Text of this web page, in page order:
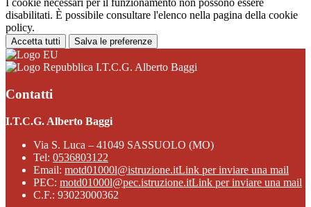
I cookie necessari per il funzionamento non possono essere
disabilitati. È possibile consultare l'elenco nella pagina della cookie
policy.
Accetta tutti Salva le preferenze
I.T.C.G. Alberto Baggi
Contatti
I.T.C.G. Alberto Baggi
Via S. Luca – 41049 SASSUOLO (MO)
Tel: 0536803122
Email: motd01000l@istruzione.itLink per inviare una mail
PEC: motd01000l@pec.istruzione.itLink per inviare una mail
C.F.: 93023000362